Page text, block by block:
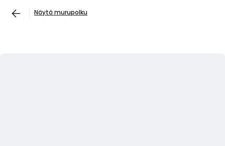
Näytä murupolku